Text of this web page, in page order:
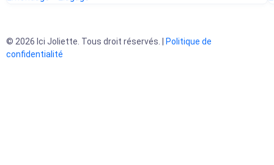
© 2026 Ici Joliette. Tous droit réservés. |
Politique de
confidentialité